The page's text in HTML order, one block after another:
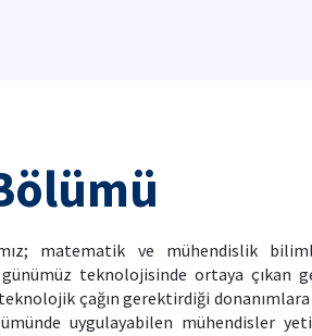
matematik ve mühendislik
teknolojisinde ortaya çıkan
çağın gerektirdiği donanımlara
uygulayabilen mühendisler